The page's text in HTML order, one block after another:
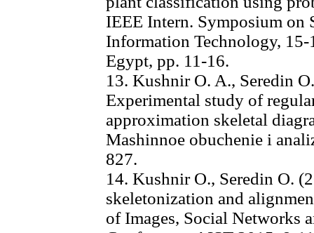
IEEE Intern. Symposium on
Information Technology,
Egypt, pp. 11-16.
13. Kushnir O. A., Seredin
Experimental study of
approximation skeletal
Mashinnoe obuchenie i
827.
14. Kushnir O., Seredin O.
skeletonization and
of Images, Social Networks